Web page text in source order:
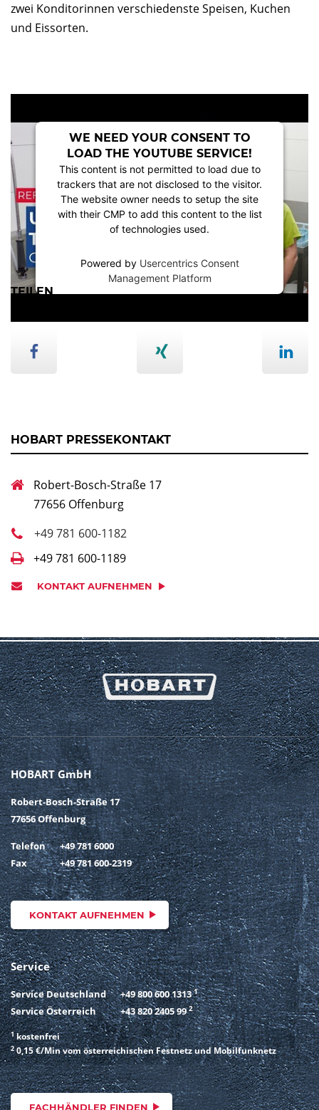
zwei Konditorinnen verschiedenste Speisen, Kuchen
und Eissorten.
WE NEED YOUR CONSENT TO
LOAD THE YOUTUBE SERVICE!
This content is not permitted to load due to
trackers that are not disclosed to the visitor.
The website owner needs to setup the site
with their CMP to add this content to the list
of technologies used.
Powered by Usercentrics Consent
Management Platform
TEILEN
HOBART PRESSEKONTAKT
Robert-Bosch-Straße 17
77656 Offenburg
+49 781 600-1182
+49 781 600-1189
KONTAKT AUFNEHMEN
HOBART GmbH
Robert-Bosch-Straße 17
77656 Offenburg
Telefon
+49 781 6000
Fax
+49 781 600-2319
KONTAKT AUFNEHMEN
Service
Service Deutschland +49 800 600 1313 1
Service Österreich +43 820 2405 99 2
1kostenfrei
20,15 €/Min vom österreichischen Festnetz und Mobilfunknetz
FACHHÄNDLER FINDEN